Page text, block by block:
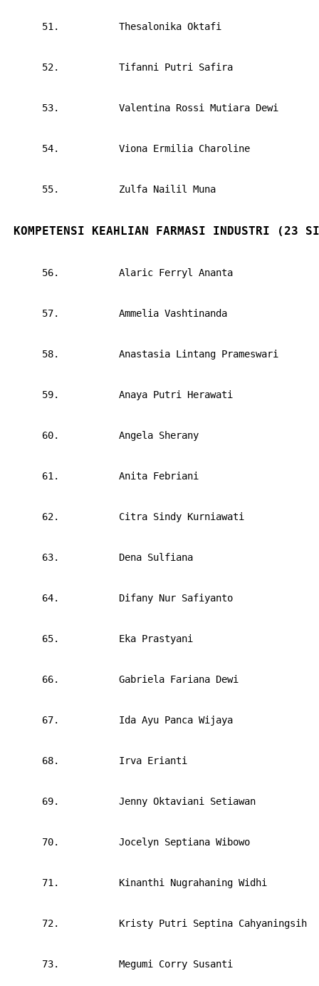
51. Thesalonika Oktafi
52. Tifanni Putri Safira
53. Valentina Rossi Mutiara Dewi
54. Viona Ermilia Charoline
55. Zulfa Nailil Muna
KOMPETENSI KEAHLIAN FARMASI INDUSTRI (23
56. Alaric Ferryl Ananta
57. Ammelia Vashtinanda
58. Anastasia Lintang Prameswari
59. Anaya Putri Herawati
60. Angela Sherany
61. Anita Febriani
62. Citra Sindy Kurniawati
63. Dena Sulfiana
64. Difany Nur Safiyanto
65. Eka Prastyani
66. Gabriela Fariana Dewi
67. Ida Ayu Panca Wijaya
68. Irva Erianti
69. Jenny Oktaviani Setiawan
70. Jocelyn Septiana Wibowo
71. Kinanthi Nugrahaning Widhi
72. Kristy Putri Septina Cahyaningsih
73. Megumi Corry Susanti